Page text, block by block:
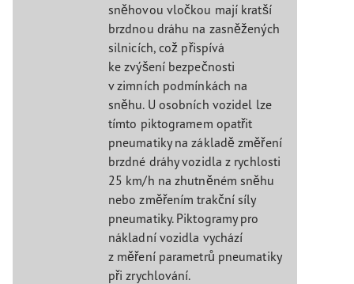
sněhovou vločkou mají kratší
brzdnou dráhu na zasněžených
silnicích, což přispívá
ke zvýšení bezpečnosti
v zimních podmínkách na
sněhu. U osobních vozidel lze
tímto piktogramem opatřit
pneumatiky na základě změření
brzdné dráhy vozidla z rychlosti
25 km/h na zhutněném sněhu
nebo změřením trakční síly
pneumatiky. Piktogramy pro
nákladní vozidla vychází
z měření parametrů pneumatiky
při zrychlování.